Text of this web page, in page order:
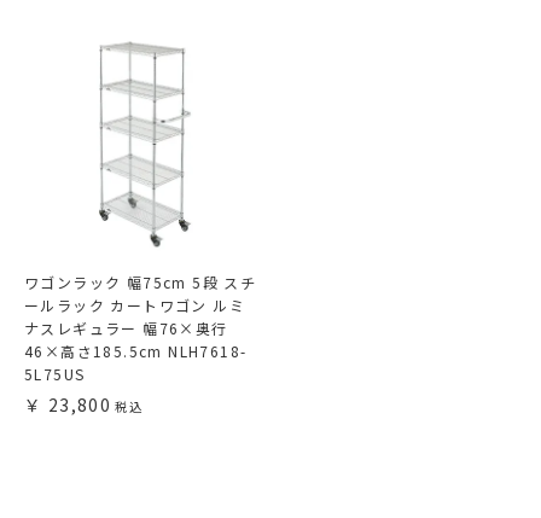
ワゴンラック 幅75cm 5段 スチ
ールラック カートワゴン ルミ
ナスレギュラー 幅76×奥行
46×高さ185.5cm NLH7618-
5L75US
23,800